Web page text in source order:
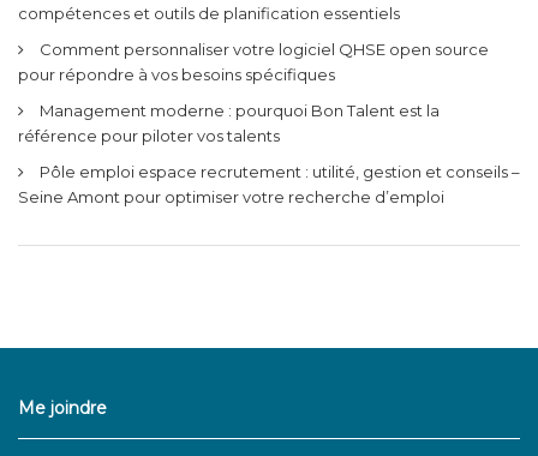
compétences et outils de planification essentiels
Comment personnaliser votre logiciel QHSE open source
pour répondre à vos besoins spécifiques
Management moderne : pourquoi Bon Talent est la
référence pour piloter vos talents
Pôle emploi espace recrutement : utilité, gestion et conseils –
Seine Amont pour optimiser votre recherche d’emploi
Me joindre